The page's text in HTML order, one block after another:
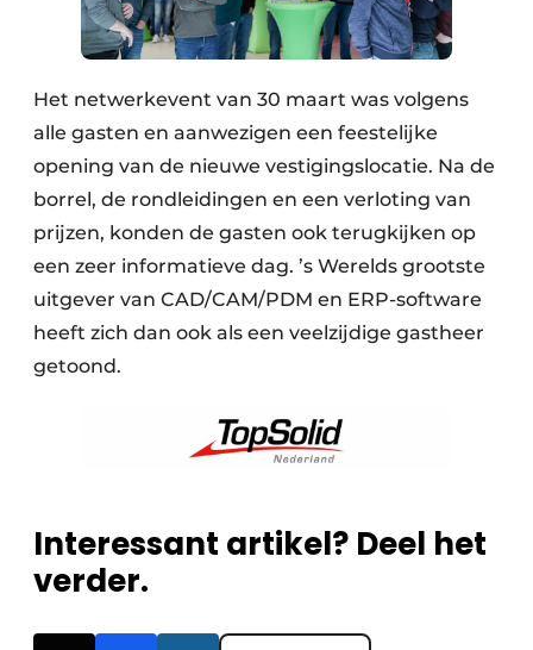
Het netwerkevent van 30 maart was volgens
alle gasten en aanwezigen een feestelijke
opening van de nieuwe vestigingslocatie. Na de
borrel, de rondleidingen en een verloting van
prijzen, konden de gasten ook terugkijken op
een zeer informatieve dag. ’s Werelds grootste
uitgever van CAD/CAM/PDM en ERP-software
heeft zich dan ook als een veelzijdige gastheer
getoond.
Interessant artikel? Deel het
verder.